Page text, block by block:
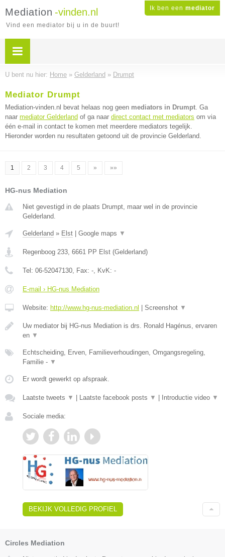
Ik ben een mediator
Mediation -vinden.nl
Vind een mediator bij u in de buurt!
U bent nu hier: Home » Gelderland » Drumpt
Mediator Drumpt
Mediation-vinden.nl bevat helaas nog geen mediators in Drumpt. Ga
naar mediator Gelderland of ga naar direct contact met mediators om via
één e-mail in contact te komen met meerdere mediators tegelijk.
Hieronder worden nu resultaten getoond uit de provincie Gelderland.
1 2 3 4 5 » »»
HG-nus Mediation
Niet gevestigd in de plaats Drumpt, maar wel in de provincie
Gelderland.
Gelderland » Elst Google maps ▼
Regenboog 233, 6661 PP Elst (Gelderland)
Tel: 06-52047130, Fax: -, KvK: -
E-mail › HG-nus Mediation
Website: http://www.hg-nus-mediation.nl Screenshot ▼
Uw mediator bij HG-nus Mediation is drs. Ronald Hagénus, ervaren
en ▼
Echtscheiding, Erven, Familieverhoudingen, Omgangsregeling,
Familie - ▼
Er wordt gewerkt op afspraak.
Laatste tweets ▼ Laatste facebook posts ▼ Introductie video ▼
Sociale media:
BEKIJK VOLLEDIG PROFIEL
Circles Mediation